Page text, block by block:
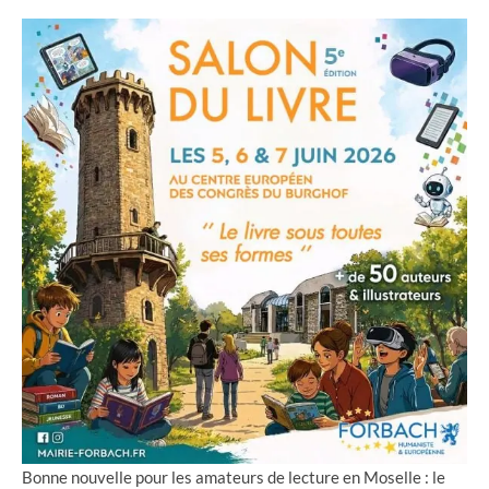
Bonne nouvelle pour les amateurs de lecture en Moselle : le